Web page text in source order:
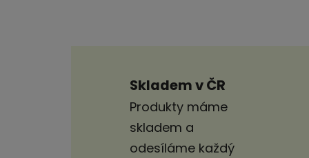
Skladem v ČR
Produkty máme
skladem a
odesíláme každý